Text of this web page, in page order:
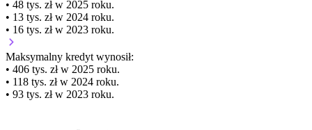
• 48 tys. zł w 2025 roku.
• 13 tys. zł w 2024 roku.
• 16 tys. zł w 2023 roku.
Maksymalny kredyt wynosił:
• 406 tys. zł w 2025 roku.
• 118 tys. zł w 2024 roku.
• 93 tys. zł w 2023 roku.